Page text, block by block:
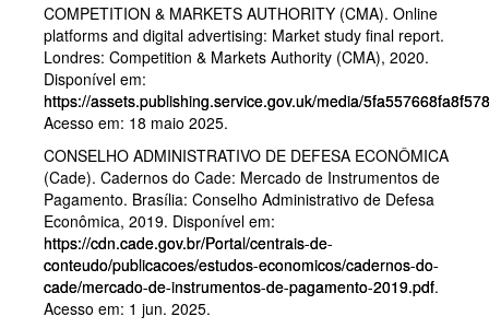
COMPETITION & MARKETS AUTHORITY (CMA). Online
platforms and digital advertising: Market study final report.
Londres: Competition & Markets Authority (CMA), 2020.
Disponível em:
https://assets.publishing.service.gov.uk/media/
Acesso em: 18 maio 2025.
CONSELHO ADMINISTRATIVO DE DEFESA ECONÔMICA
(Cade). Cadernos do Cade: Mercado de Instrumentos de
Pagamento. Brasília: Conselho Administrativo de Defesa
Econômica, 2019. Disponível em:
https://cdn.cade.gov.br/Portal/centrais-de-
conteudo/publicacoes/estudos-economicos/cadernos-do-
cade/mercado-de-instrumentos-de-pagamento-2019.pdf.
Acesso em: 1 jun. 2025.